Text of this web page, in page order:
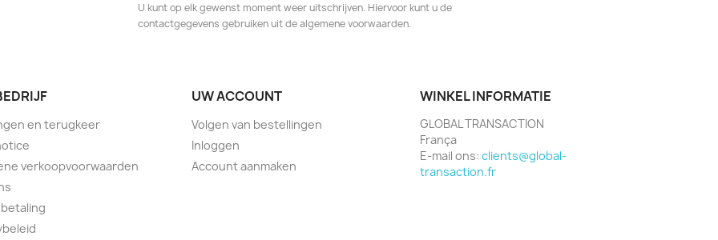
U kunt op elk gewenst moment weer uitschrijven. Hiervoor kunt u de
contactgegevens gebruiken uit de algemene voorwaarden.
en terugkeer
verkoopvoorwaarden
UW ACCOUNT
Volgen van bestellingen
Inloggen
Account aanmaken
WINKEL INFORMATIE
GLOBAL TRANSACTION
França
E-mail ons: clients@global-
transaction.fr